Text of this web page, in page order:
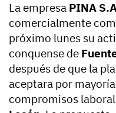
La empresa PINA
comercialmente
próximo lunes su
conquense de
después de que la
aceptara por
compromisos